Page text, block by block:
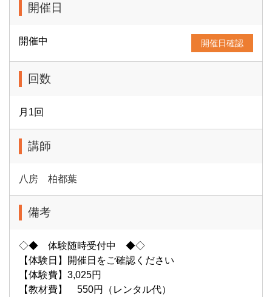
開催日
開催中 開催日確認
回数
月1回
講師
八房 柏都葉
備考
◇◆ 体験随時受付中 ◆◇
【体験日】開催日をご確認ください
【体験費】3,025円
【教材費】 550円（レンタル代）